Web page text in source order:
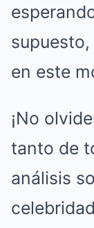
en este
¡No
tanto de
análisis